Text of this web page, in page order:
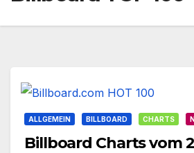
ALLGEMEIN BILLBOARD CHARTS
Billboard Charts vom